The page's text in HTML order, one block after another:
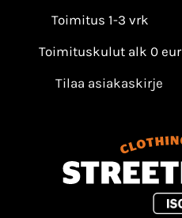
Toimitus 1-3 vrk
Toimituskulut alk 0 eur
Tilaa asiakaskirje